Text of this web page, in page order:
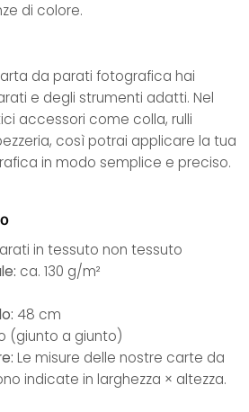
di colore.
da parati fotografica hai
e degli strumenti adatti. Nel
accessori come colla, rulli
così potrai applicare la tua
in modo semplice e preciso.
in tessuto non tessuto
ca. 130 g/m²
48 cm
(giunto a giunto)
Le misure delle nostre carte da
indicate in larghezza × altezza.